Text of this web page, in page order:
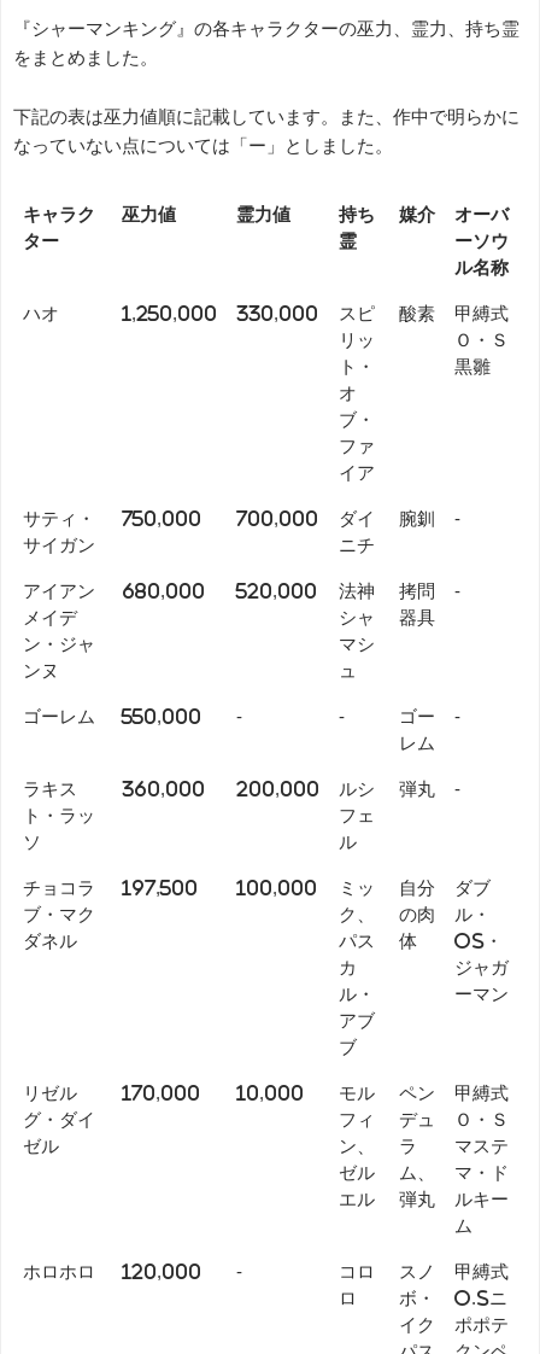
『シャーマンキング』の各キャラクターの巫力、霊力、持ち霊
をまとめました。
下記の表は巫力値順に記載しています。また、作中で明らかに
なっていない点については「ー」としました。
キャラク
ター
巫力値 霊力値
持ち
霊
媒介
オーバ
ーソウ
ル名称
ハオ 1,250,000 330,000
スピ
リッ
ト・
オ
ブ・
ファ
イア
酸素
甲縛式
Ｏ・Ｓ
黒雛
サティ・
サイガン
750,000 700,000
ダイ
ニチ
腕釧 -
アイアン
メイデ
ン・ジャ
ンヌ
680,000 520,000
法神
シャ
マシ
ュ
拷問
器具
-
ゴーレム 550,000 - -
ゴー
レム
-
ラキス
ト・ラッ
ソ
360,000 200,000
ルシ
フェ
ル
弾丸 -
チョコラ
ブ・マク
ダネル
197,500 100,000
ミッ
ク、
パス
カ
ル・
アブ
ブ
自分
の肉
体
ダブ
ル・
OS・
ジャガ
ーマン
リゼル
グ・ダイ
ゼル
170,000 10,000
モル
フィ
ン、
ゼル
エル
ペン
デュ
ラ
ム、
弾丸
甲縛式
Ｏ・Ｓ
マステ
マ・ド
ルキー
ム
ホロホロ 120,000 -
コロ
ロ
スノ
ボ・
イク
甲縛式
O.Sニ
ポポテ